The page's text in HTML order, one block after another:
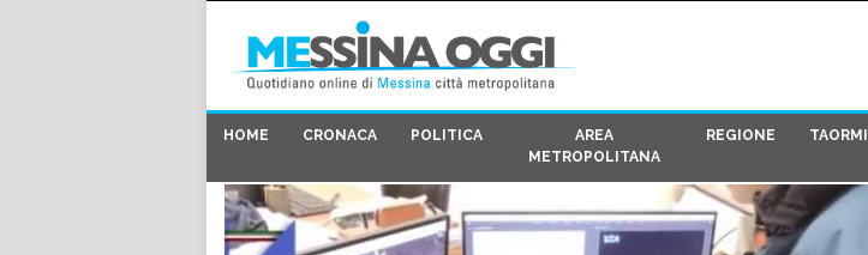
HOME CRONACA POLITICA
AREA
METROPOLITANA
REGIONE